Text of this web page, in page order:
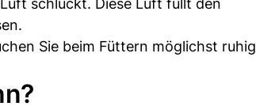
schluckt. Diese Luft füllt den
Sie beim Füttern möglichst ruhig